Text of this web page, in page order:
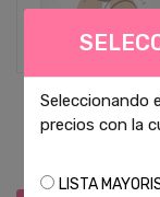
Seleccionando
precios con la
LISTA